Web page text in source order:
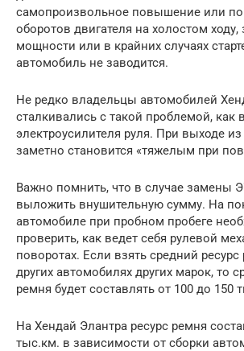
самопроизвольное повышение или
оборотов двигателя на холостом ходу,
мощности или в крайних случаях
автомобиль не заводится.
Не редко владельцы автомобилей
сталкивались с такой проблемой, как
электроусилителя руля. При выходе
заметно становится «тяжелым при
Важно помнить, что в случае замены
выложить внушительную сумму. На
автомобиле при пробном пробеге
проверить, как ведет себя рулевой
поворотах. Если взять средний
других автомобилях других марок, то
ремня будет составлять от 100 до 150
На Хендай Элантра ресурс ремня
тыс.км. в зависимости от сборки